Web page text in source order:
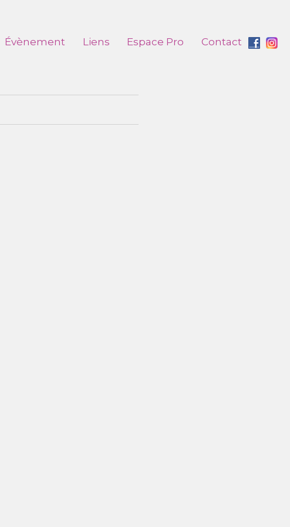
Évènement Liens Espace Pro Contact